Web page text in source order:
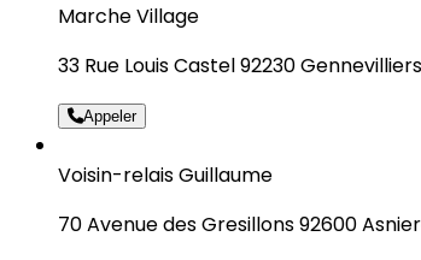
Marche Village
33 Rue Louis Castel 92230 Gennevilliers
Appeler
Voisin-relais Guillaume
70 Avenue des Gresillons 92600